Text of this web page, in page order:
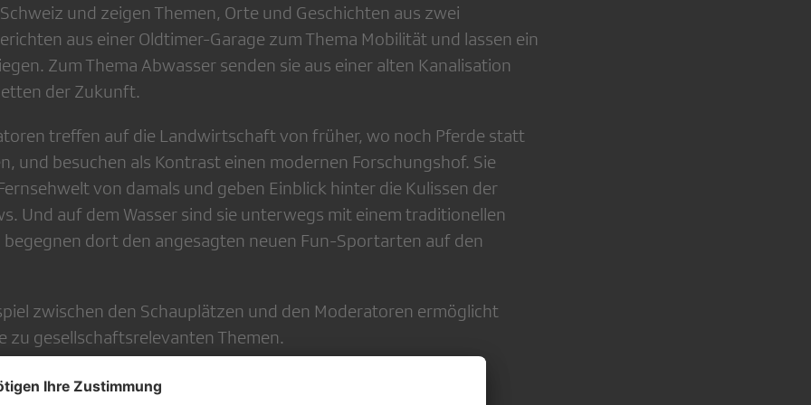
und zeigen Themen, Orte und Geschichten aus zwei
aus einer Oldtimer-Garage zum Thema Mobilität und lassen ein
Zum Thema Abwasser senden sie aus einer alten Kanalisation
der Zukunft.
treffen auf die Landwirtschaft von früher, wo noch Pferde statt
und besuchen als Kontrast einen modernen Forschungshof. Sie
von damals und geben Einblick hinter die Kulissen der
Und auf dem Wasser sind sie unterwegs mit einem traditionellen
dort den angesagten neuen Fun-Sportarten auf den
zwischen den Schauplätzen und den Moderatoren ermöglicht
zu gesellschaftsrelevanten Themen.